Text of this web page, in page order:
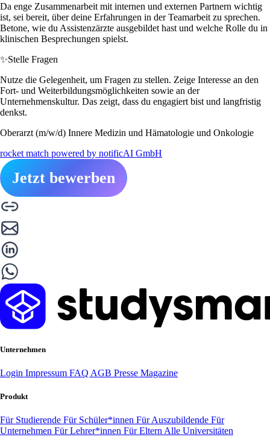
Da enge Zusammenarbeit mit internen und externen Partnern wichtig
ist, sei bereit, über deine Erfahrungen in der Teamarbeit zu sprechen.
Betone, wie du Assistenzärzte ausgebildet hast und welche Rolle du in
klinischen Besprechungen spielst.
✨Stelle Fragen
Nutze die Gelegenheit, um Fragen zu stellen. Zeige Interesse an den
Fort- und Weiterbildungsmöglichkeiten sowie an der
Unternehmenskultur. Das zeigt, dass du engagiert bist und langfristig
denkst.
Oberarzt (m/w/d) Innere Medizin und Hämatologie und Onkologie
rocket match powered by notificAI GmbH
Jetzt bewerben
Unternehmen
Login Impressum FAQ AGB Presse Magazine
Produkt
Für Studierende Für Schüler*innen Für Auszubildende Für
Unternehmen Für Lehrer*innen Für Eltern Alle Universitäten